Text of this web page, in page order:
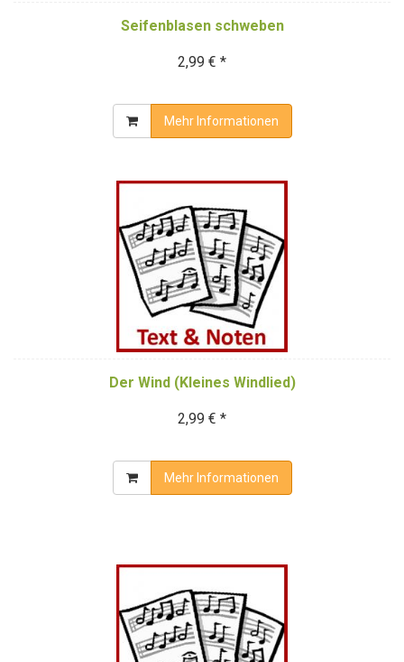
Seifenblasen schweben
2,99 € *
Mehr Informationen
Der Wind (Kleines Windlied)
2,99 € *
Mehr Informationen